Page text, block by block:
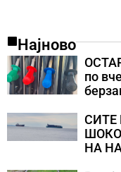
Најново
по
СИТЕ
НА